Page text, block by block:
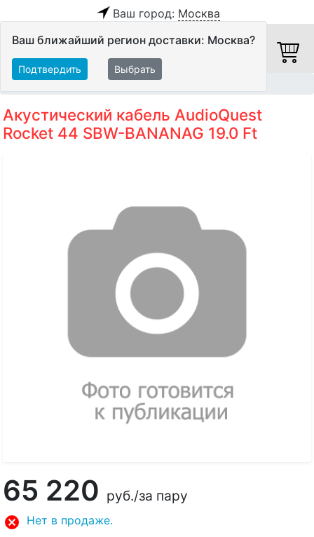
Ваш город: Москва
Ваш ближайший регион доставки: Москва?
Подтвердить Выбрать
Акустический кабель AudioQuest
Rocket 44 SBW-BANANAG 19.0 Ft
65 220 руб./за пару
Нет в продаже.